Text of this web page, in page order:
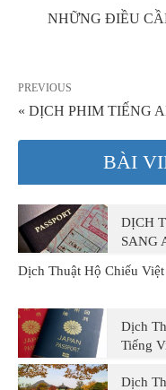
NHỮNG ĐIỀU
PREVIOUS
« DỊCH PHIM TIẾNG
BÀI
DỊCH
SANG
Dịch Thuật Hộ Chiếu Việt
Dịch
Tiếng
Dịch